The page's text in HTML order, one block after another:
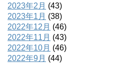
2023年2月 (43)
2023年1月 (38)
2022年12月 (46)
2022年11月 (43)
2022年10月 (46)
2022年9月 (44)